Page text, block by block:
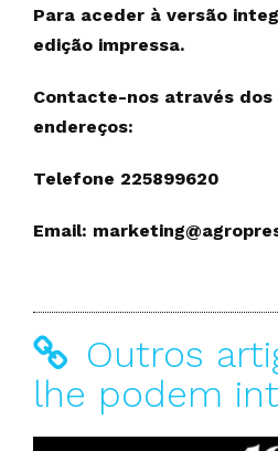
Para aceder à versão
edição impressa.
Contacte-nos através dos
endereços:
Telefone 225899620
Email:
Outros
lhe podem